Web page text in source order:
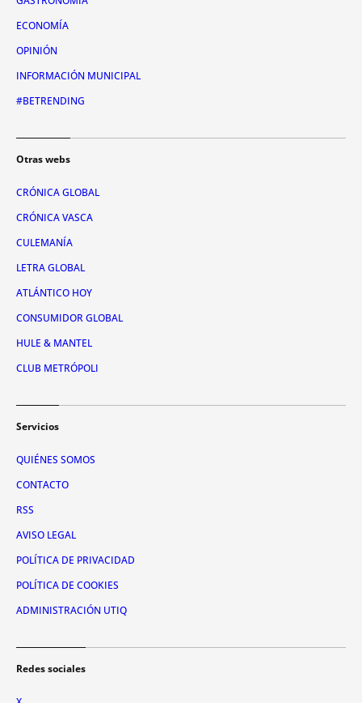
ECONOMÍA
OPINIÓN
INFORMACIÓN MUNICIPAL
#BETRENDING
Otras webs
CRÓNICA GLOBAL
CRÓNICA VASCA
CULEMANÍA
LETRA GLOBAL
ATLÁNTICO HOY
CONSUMIDOR GLOBAL
HULE & MANTEL
CLUB METRÓPOLI
Servicios
QUIÉNES SOMOS
CONTACTO
RSS
AVISO LEGAL
POLÍTICA DE PRIVACIDAD
POLÍTICA DE COOKIES
ADMINISTRACIÓN UTIQ
Redes sociales